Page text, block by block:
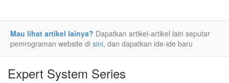
Mau lihat artikel lainya? Dapatkan artikel-artikel lain seputar
pemrograman website di sini, dan dapatkan ide-ide baru
Expert System Series